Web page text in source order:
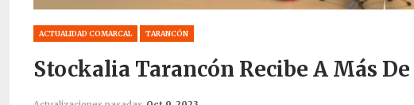
ACTUALIDAD COMARCAL TARANCÓN
Stockalia Tarancón Recibe A Más